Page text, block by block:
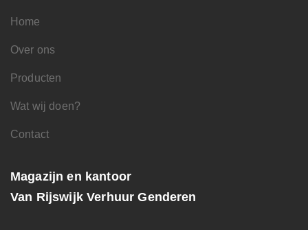
Home
Over ons
Producten
Wat wij doen?
Contact
Magazijn en kantoor
Van Rijswijk Verhuur Genderen